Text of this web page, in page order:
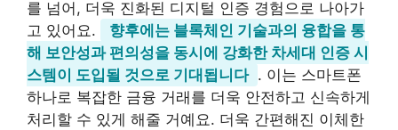
를 넘어, 더욱 진화된 디지털 인증 경험으로 나아가
고 있어요.
향후에는 블록체인 기술과의 융합을 통
해 보안성과 편의성을 동시에 강화한 차세대 인증 시
스템이 도입될 것으로 기대됩니다 . 이는 스마트폰
하나로 복잡한 금융 거래를 더욱 안전하고 신속하게
처리할 수 있게 해줄 거예요. 더욱 간편해진 이체한